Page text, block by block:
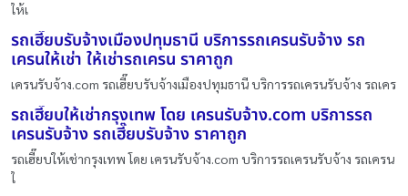
ให้เ
รถเฮี๊ยบรับจ้างเมืองปทุมธานี บริการรถเครนรับจ้าง รถ
เครนให้เช่า ให้เช่ารถเครน ราคาถูก
เครนรับจ้าง.com รถเฮี๊ยบรับจ้างเมืองปทุมธานี บริการรถเครนรับจ้าง รถเคร
รถเฮี๊ยบให้เช่ากรุงเทพ โดย เครนรับจ้าง.com บริการรถ
เครนรับจ้าง รถเฮี๊ยบรับจ้าง ราคาถูก
รถเฮี๊ยบให้เช่ากรุงเทพ โดย เครนรับจ้าง.com บริการรถเครนรับจ้าง รถเครน
ใ